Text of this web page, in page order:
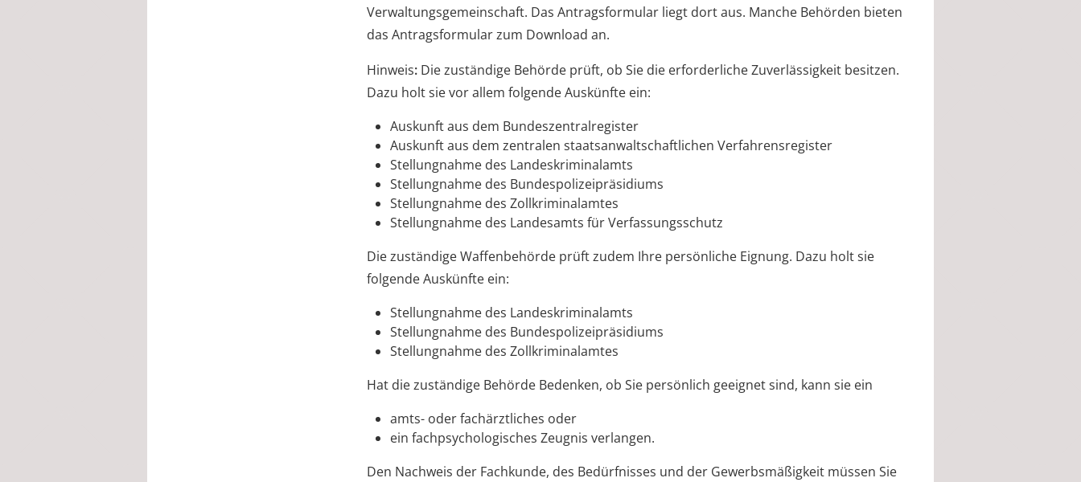
Verwaltungsgemeinschaft. Das Antragsformular liegt dort aus. Manche Behörden bieten
das Antragsformular zum Download an.
Hinweis: Die zuständige Behörde prüft, ob Sie die erforderliche Zuverlässigkeit besitzen.
Dazu holt sie vor allem folgende Auskünfte ein:
Auskunft aus dem Bundeszentralregister
Auskunft aus dem zentralen staatsanwaltschaftlichen Verfahrensregister
Stellungnahme des Landeskriminalamts
Stellungnahme des Bundespolizeipräsidiums
Stellungnahme des Zollkriminalamtes
Stellungnahme des Landesamts für Verfassungsschutz
Die zuständige Waffenbehörde prüft zudem Ihre persönliche Eignung. Dazu holt sie
folgende Auskünfte ein:
Stellungnahme des Landeskriminalamts
Stellungnahme des Bundespolizeipräsidiums
Stellungnahme des Zollkriminalamtes
Hat die zuständige Behörde Bedenken, ob Sie persönlich geeignet sind, kann sie ein
amts- oder fachärztliches oder
ein fachpsychologisches Zeugnis verlangen.
Den Nachweis der Fachkunde, des Bedürfnisses und der Gewerbsmäßigkeit müssen Sie